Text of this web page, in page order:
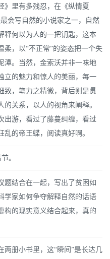
》里有多残忍，在《纵情夏
会写自然的小说家之一，自然
释何以为人的一把钥匙，这本
柔，以“不正常”的姿态把一个失
潭。当然，金索沃并非一味地
立的魅力和惊人的美丽，每一
致，笔力之精微，背后则是贯
关系，以人的视角来阐释。
出游，看过了藤蔓纠缠，看过
乱的帝王蝶，阅读真好啊。
。
题结合在一起，写出了贫困如
学家如何争夺解释自然的话语
构的现实意义结合起来，真的
两册小书里，这“瞬间”是长达几